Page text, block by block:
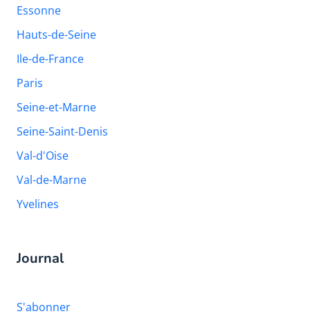
Essonne
Hauts-de-Seine
Ile-de-France
Paris
Seine-et-Marne
Seine-Saint-Denis
Val-d'Oise
Val-de-Marne
Yvelines
Journal
S'abonner